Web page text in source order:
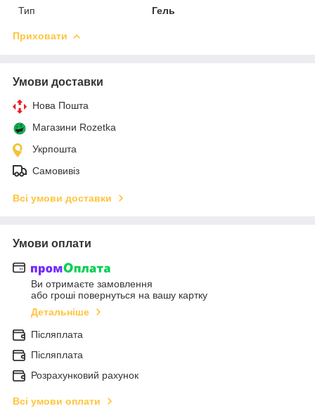
Тип
Гель
Приховати
Умови доставки
Нова Пошта
Магазини Rozetka
Укрпошта
Самовивіз
Всі умови доставки
Умови оплати
Ви отримаєте замовлення
або гроші повернуться на вашу картку
Детальніше
Післяплата
Післяплата
Розрахунковий рахунок
Всі умови оплати